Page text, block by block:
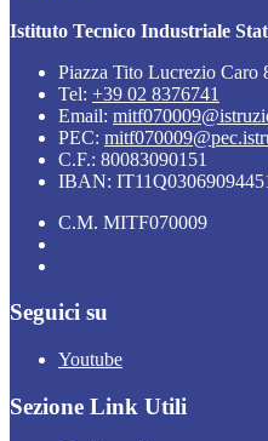
Istituto Tecnico Industriale
Piazza Tito Lucrezio Caro
Tel: +39 02 8376741
Email:
PEC:
C.F.: 80083090151
IBAN:
C.M. MITF070009
Seguici su
Youtube
Sezione Link Utili